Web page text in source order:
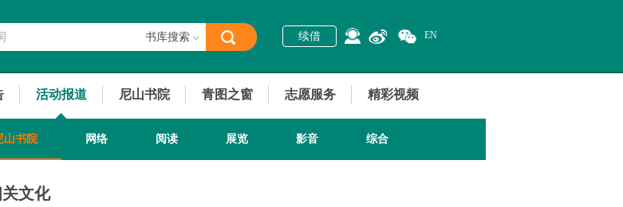
书库搜索 续借 EN
活动报道 尼山书院 青图之窗 志愿服务 精彩视频
山书院 网络 阅读 展览 影音 综合
文化